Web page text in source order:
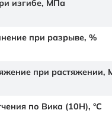
изгибе, МПа
при разрыве, %
при растяжении,
по Вика (10Н), °C